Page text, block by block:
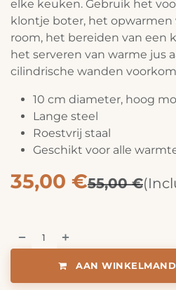
elke keuken. Gebruik het
klontje boter, het opwarmen
room, het bereiden van een
het serveren van warme jus
cilindrische wanden
10 cm diameter, hoog
Lange steel
Roestvrij staal
Geschikt voor alle
35,00 €55,00€
AAN